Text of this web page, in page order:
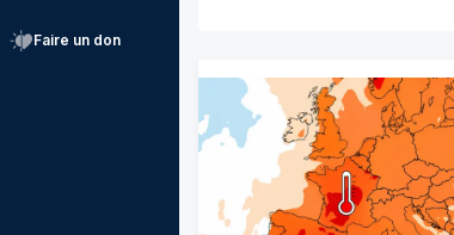
Faire un don